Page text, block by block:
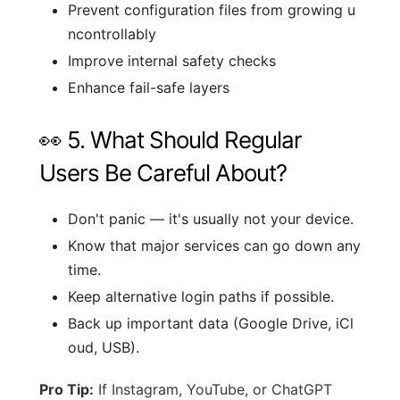
Prevent configuration files from growing u
ncontrollably
Improve internal safety checks
Enhance fail-safe layers
👀 5. What Should Regular
Users Be Careful About?
Don't panic — it's usually not your device.
Know that major services can go down any
time.
Keep alternative login paths if possible.
Back up important data (Google Drive, iCl
oud, USB).
Pro Tip: If Instagram, YouTube, or ChatGPT